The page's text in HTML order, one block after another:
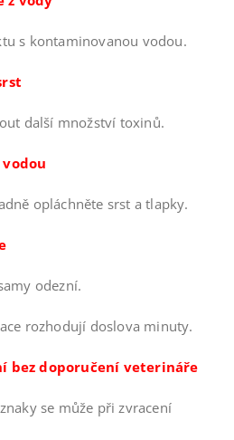
s kontaminovanou vodou.
další množství toxinů.
opláchněte srst a tlapky.
odezní.
rozhodují doslova minuty.
bez doporučení veterináře
se může při zvracení